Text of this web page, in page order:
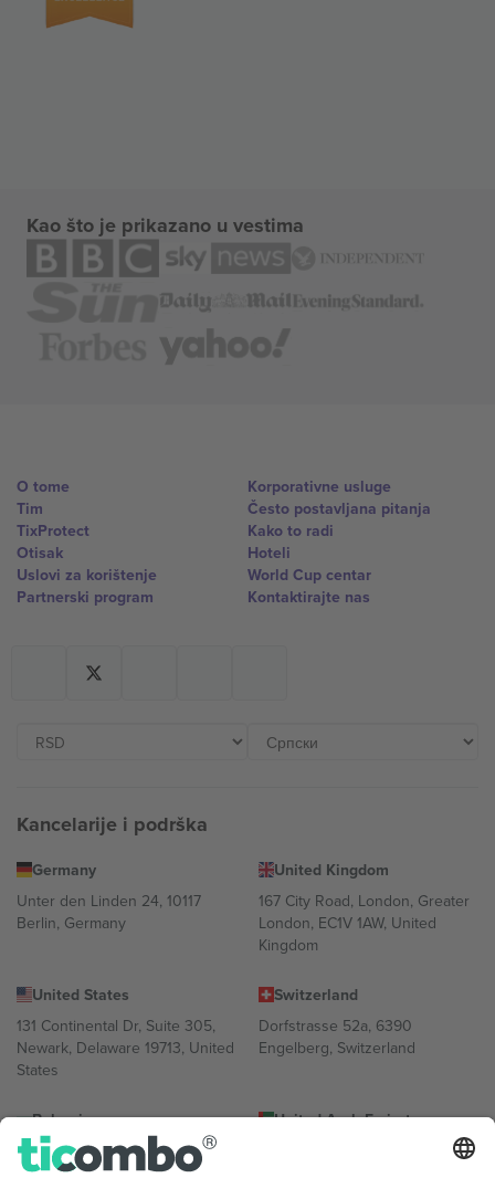
Kao što je prikazano u vestima
O tome
Tim
TixProtect
Otisak
Uslovi za korištenje
Partnerski program
Korporativne usluge
Često postavljana pitanja
Kako to radi
Hoteli
World Cup centar
Kontaktirajte nas
Kancelarije i podrška
Germany
Unter den Linden 24, 10117
Berlin, Germany
United Kingdom
167 City Road, London, Greater
London, EC1V 1AW, United
Kingdom
United States
131 Continental Dr, Suite 305,
Newark, Delaware 19713, United
States
Switzerland
Dorfstrasse 52a, 6390
Engelberg, Switzerland
Bulgaria
Regus Sofia City West, bul
Totleben 53-55, 1606 Sofia,
United Arab Emirates
UAE Dubai Silicon Oasis, DDP